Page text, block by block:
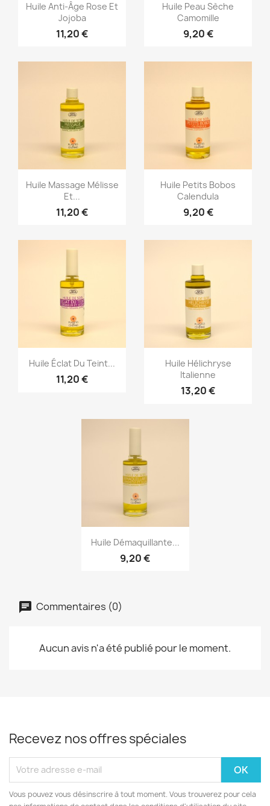
Aperçu rapide
Huile Anti-Âge Rose Et
Jojoba
11,20 €
Aperçu rapide
Huile Peau Sèche
Camomille
9,20 €
Aperçu rapide
Huile Massage Mélisse
Et...
11,20 €
Aperçu rapide
Huile Petits Bobos
Calendula
9,20 €
Aperçu rapide
Huile Éclat Du Teint...
11,20 €
Aperçu rapide
Huile Hélichryse
Italienne
13,20 €
Aperçu rapide
Huile Démaquillante...
9,20 €
Commentaires (0)
Aucun avis n'a été publié pour le moment.
Recevez nos offres spéciales
Vous pouvez vous désinscrire à tout moment. Vous trouverez pour cela